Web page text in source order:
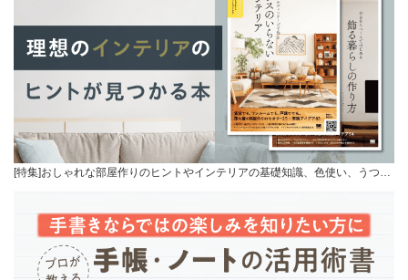
[特集]おしゃれな部屋作りのヒントやインテリアの基礎知識、色使い、うつ…